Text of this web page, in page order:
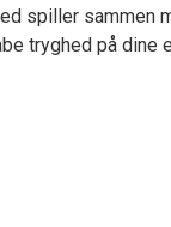
spiller sammen
tryghed på dine